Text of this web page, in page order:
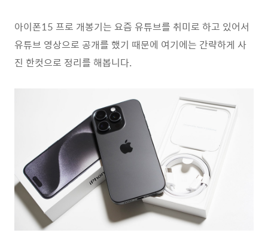
아이폰15 프로 개봉기는 요즘 유튜브를 취미로 하고 있어서
유튜브 영상으로 공개를 했기 때문에 여기에는 간략하게 사
진 한컷으로 정리를 해봅니다.